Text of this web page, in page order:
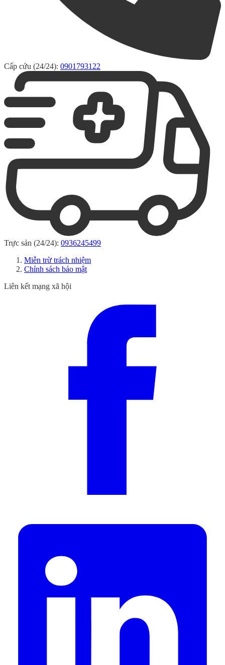
Cấp cứu (24/24): 0901793122
Trực sản (24/24): 0936245499
Miễn trừ trách nhiệm
Chính sách bảo mật
Liên kết mạng xã hội